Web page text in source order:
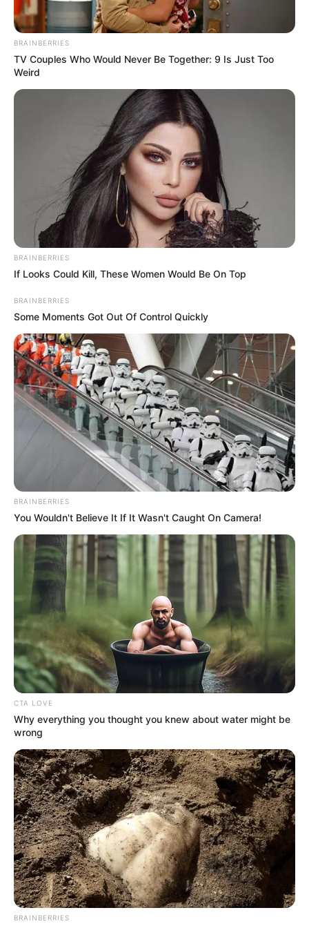
FACEBOOK
YOUTUBE
ΣΠΑΜΕ ΤΟ ΜΑΤΡΙΞ – ΤΟ ΒΙΒΛΙΟ
BRAINBERRIES
TV Couples Who Would Never Be Together: 9 Is Just Too
Weird
BRAINBERRIES
If Looks Could Kill, These Women Would Be On Top
BRAINBERRIES
Some Moments Got Out Of Control Quickly
BRAINBERRIES
You Wouldn't Believe It If It Wasn't Caught On Camera!
CTA LOVE
Why everything you thought you knew about water might be
wrong
BRAINBERRIES